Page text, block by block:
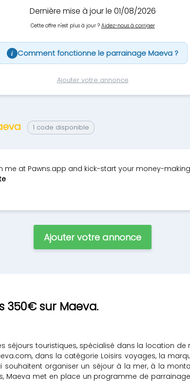
Dernière mise à jour le 01/08/2026
Cette offre n'est plus à jour ? Aidez-nous à corriger
i Comment fonctionne le parrainage Maeva ?
Ajouter votre annonce
1 code disponible
me at Pawns.app and kick-start your money-
Ajouter votre annonce
350€ sur Maeva.
séjours touristiques, spécialisé dans la location
dans la catégorie Loisirs voyages, la
souhaitent organiser un séjour à la mer, à la
Maeva met en place un programme de